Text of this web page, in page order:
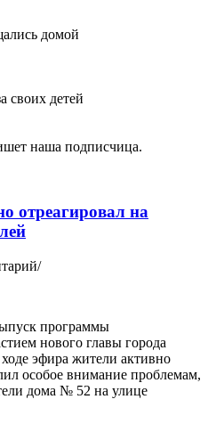
домой
своих детей
наша подписчица.
отреагировал на
программы
нового главы города
эфира жители активно
особое внимание проблемам,
дома № 52 на улице